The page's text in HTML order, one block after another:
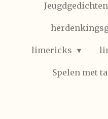
limericks
Spelen met